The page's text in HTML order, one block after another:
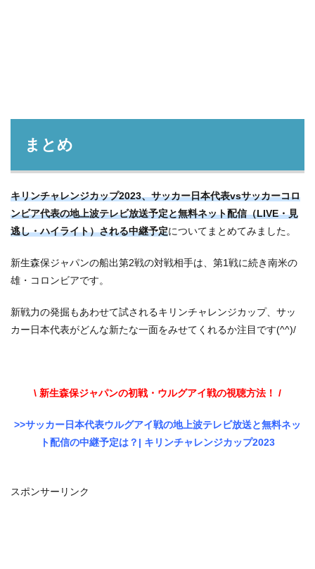
まとめ
キリンチャレンジカップ2023、サッカー日本代表vsサッカーコロ
ンビア代表の地上波テレビ放送予定と無料ネット配信（LIVE・見
逃し・ハイライト）される中継予定についてまとめてみました。
新生森保ジャパンの船出第2戦の対戦相手は、第1戦に続き南米の
雄・コロンビアです。
新戦力の発掘もあわせて試されるキリンチャレンジカップ、サッ
カー日本代表がどんな新たな一面をみせてくれるか注目です(^^)/
\ 新生森保ジャパンの初戦・ウルグアイ戦の視聴方法！ /
>>サッカー日本代表ウルグアイ戦の地上波テレビ放送と無料ネッ
ト配信の中継予定は？| キリンチャレンジカップ2023
スポンサーリンク